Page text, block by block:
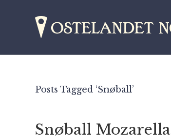
Posts Tagged ‘Snøball’
Snøball Mozarella